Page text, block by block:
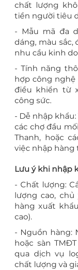
chất lượng
tiền người tiêu
- Mẫu mã đa
dáng, màu
nhu cầu kinh
- Tính năng
hợp công nghệ
điều khiển từ
công sức.
- Dễ nhập
các chợ đầu
Thanh, hoặc
việc nhập
Lưu ý khi nhập
- Chất lượng:
lượng cao,
hàng xuất
cao).
- Nguồn hàng:
hoặc sàn
qua dịch vụ
chất lượng và